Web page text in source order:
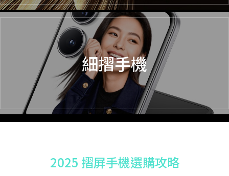
細摺手機
2025 摺屏手機選購攻略